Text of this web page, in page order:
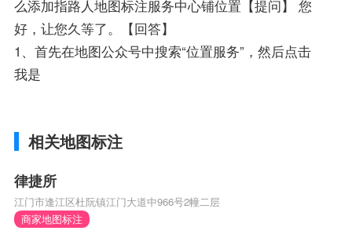
么添加指路人地图标注服务中心铺位置【提问】 您
好，让您久等了。【回答】
1、首先在地图公众号中搜索“位置服务”，然后点击
我是
相关地图标注
律捷所
江门市逢江区杜阮镇江门大道中966号2幢二层
商家地图标注